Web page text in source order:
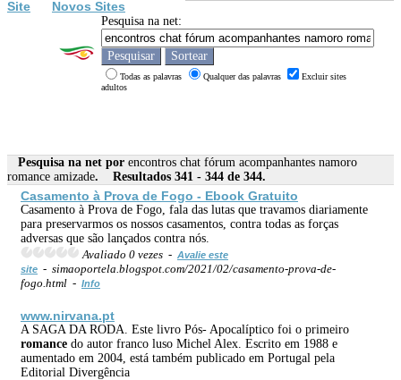
Site
Novos Sites
Pesquisa na net:
Todas as palavras Qualquer das palavras
Excluir sites
adultos
Pesquisa na net por encontros chat fórum acompanhantes namoro
romance amizade. Resultados 341 - 344 de 344.
Casamento à Prova de Fogo - Ebook Gratuito
Casamento à Prova de Fogo, fala das lutas que travamos diariamente
para preservarmos os nossos casamentos, contra todas as forças
adversas que são lançados contra nós.
Avaliado 0 vezes - Avalie este
site - simaoportela.blogspot.com/2021/02/casamento-prova-de-
fogo.html - Info
www.nirvana.pt
A SAGA DA RODA. Este livro Pós- Apocalíptico foi o primeiro
romance do autor franco luso Michel Alex. Escrito em 1988 e
aumentado em 2004, está também publicado em Portugal pela
Editorial Divergência